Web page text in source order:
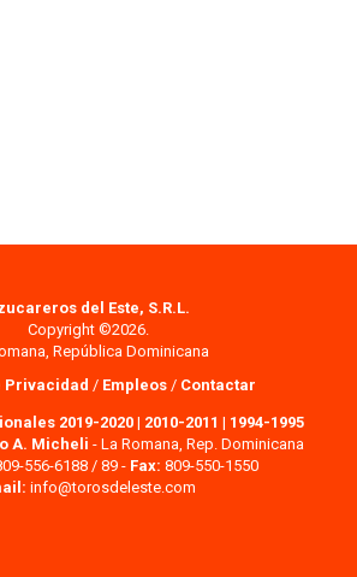
del Este, S.R.L.
Copyright ©2026.
República Dominicana
Privacidad / Empleos / Contactar
2019-2020| 2010-2011 | 1994-1995
A. Micheli - La Romana, Rep. Dominicana
556-6188 / 89 - Fax: 809-550-1550
info@torosdeleste.com